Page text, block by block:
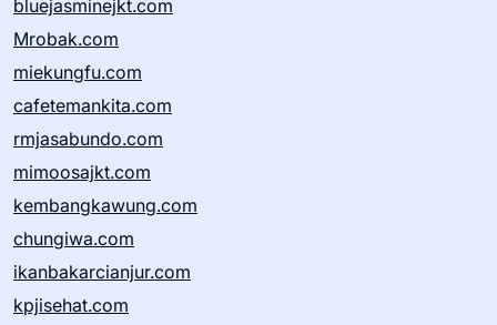
bluejasminejkt.com
Mrobak.com
miekungfu.com
cafetemankita.com
rmjasabundo.com
mimoosajkt.com
kembangkawung.com
chungiwa.com
ikanbakarcianjur.com
kpjisehat.com